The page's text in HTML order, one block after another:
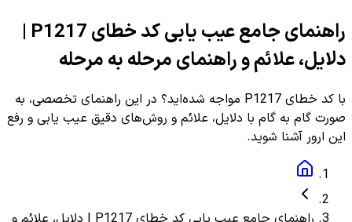
راهنمای جامع عیب یابی کد خطای P1217 |
دلایل، علائم و راهنمای مرحله به مرحله
با کد خطای P1217 مواجه شده‌اید؟ در این راهنمای تخصصی، به
صورت گام به گام با دلایل، علائم و روش‌های دقیق عیب یابی و رفع
این ارور آشنا شوید.